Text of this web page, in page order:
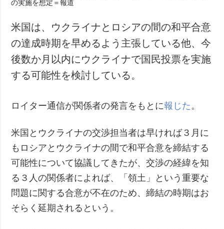
防衛
社会・文化
スポーツ
犯罪
事故・緊急事態
特集
写真
動画
購読
米国は、ウクライナとロシアの間の和平合意
の達成時期を早めるよう主張している他、今
後数か月以内にウクライナで国民投票を実施
する可能性を検討している。
ロイター通信が関係者の発言をもとに報じた 。
米国とウクライナの交渉担当者は早ければ３月に
もロシアとウクライナの間で和平合意を締結する
可能性について協議してきたが、交渉の経緯を知
る３人の関係者によれば、「領土」という重要な
問題に関する合意が不在のため、締結の時期はお
そらく延期されるという。